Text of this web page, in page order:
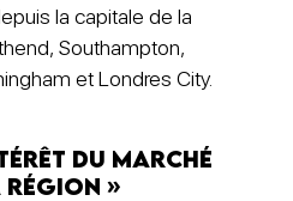
la capitale de la
Southampton,
et Londres City.
du marché
»